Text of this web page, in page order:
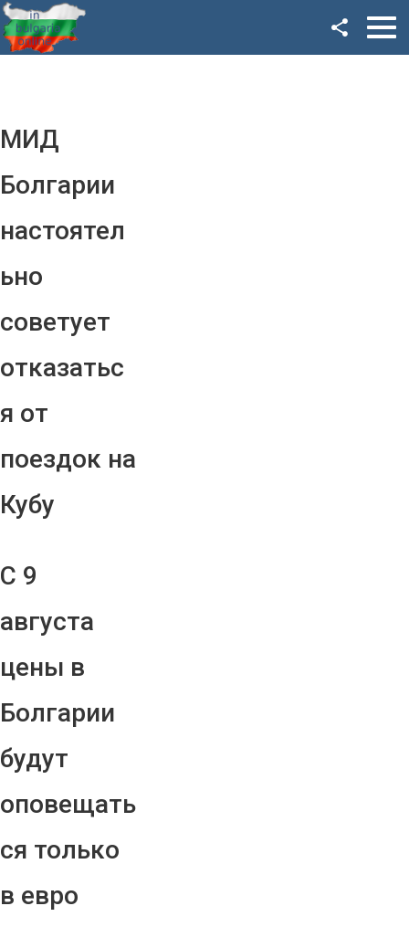
МИД
Болгарии
настоятел
ьно
советует
отказатьс
я от
поездок на
Кубу
С 9
августа
цены в
Болгарии
будут
оповещать
ся только
в евро